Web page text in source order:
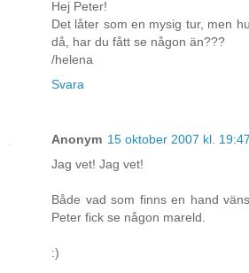
Hej Peter!
Det låter som en mysig tur, men
då, har du fått se någon än???
/helena
Svara
Anonym 15 oktober 2007 kl. 19:47
Jag vet! Jag vet!
Både vad som finns en hand
Peter fick se någon mareld.
:)